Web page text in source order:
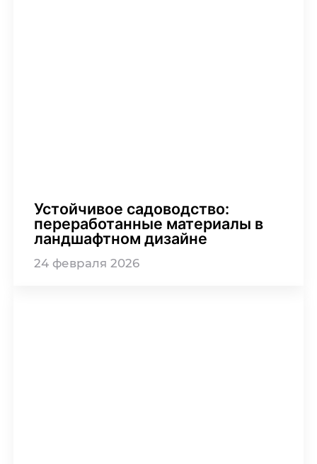
Устойчивое садоводство:
переработанные материалы в
ландшафтном дизайне
24 февраля 2026